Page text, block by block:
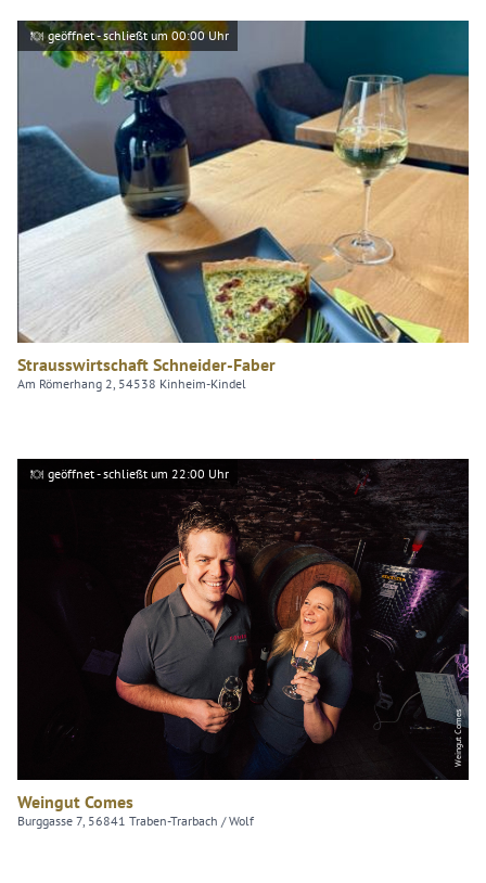
geöffnet - schließt um 00:00 Uhr
Strausswirtschaft Schneider-Faber
Am Römerhang 2, 54538 Kinheim-Kindel
Weingut Comes
geöffnet - schließt um 22:00 Uhr
Weingut Comes
Burggasse 7, 56841 Traben-Trarbach / Wolf